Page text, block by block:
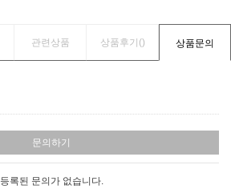
관련상품 상품후기() 상품문의
문의하기
등록된 문의가 없습니다.